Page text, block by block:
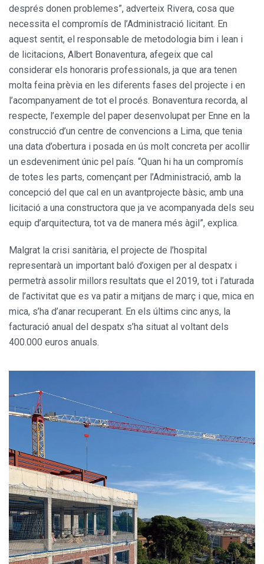
després donen problemes”, adverteix Rivera, cosa que
necessita el compromís de l’Administració licitant. En
aquest sentit, el responsable de metodologia bim i lean i
de licitacions, Albert Bonaventura, afegeix que cal
considerar els honoraris professionals, ja que ara tenen
molta feina prèvia en les diferents fases del projecte i en
l’acompanyament de tot el procés. Bonaventura recorda, al
respecte, l’exemple del paper desenvolupat per Enne en la
construcció d’un centre de convencions a Lima, que tenia
una data d’obertura i posada en ús molt concreta per acollir
un esdeveniment únic pel país. “Quan hi ha un compromís
de totes les parts, començant per l’Administració, amb la
concepció del que cal en un avantprojecte bàsic, amb una
licitació a una constructora que ja ve acompanyada dels seu
equip d’arquitectura, tot va de manera més àgil”, explica.
Malgrat la crisi sanitària, el projecte de l’hospital
representarà un important baló d’oxigen per al despatx i
permetrà assolir millors resultats que el 2019, tot i l’aturada
de l’activitat que es va patir a mitjans de març i que, mica en
mica, s’ha d’anar recuperant. En els últims cinc anys, la
facturació anual del despatx s’ha situat al voltant dels
400.000 euros anuals.